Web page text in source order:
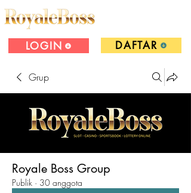
DAFTAR
LOGIN
Grup
Royale Boss Group
Publik · 30 anggota